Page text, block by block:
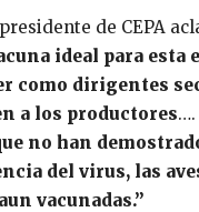
de CEPA
ideal para esta
como dirigentes
a los productores….
no han
del virus, las
vacunadas.”